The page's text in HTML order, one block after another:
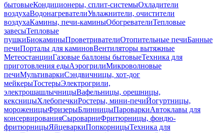
бытовыеКондиционеры, сплит-системыОхладители
воздухаВодонагревателиУвлажнители, очистители
воздухаКамины, печи-каминыОбогревателиТепловые
завесыТепловые
пушкиБиокаминыПроветривателиОтопительные печиБанные
печиПорталы для каминовВентиляторы вытяжные
МетеостанцииГазовые баллоны бытовыеТехника для
приготовления едыАэрогрилиМикроволновые
печиМультиваркиСэндвичницы, хот-дог
мейкерыТостерыЭлектрогрили,
электрошашлычницыВафельницы, орешницы,
кексницыХлебопечкиРостеры, мини-печиЙогуртницы,
мороженицыФризерыБлинницыПароваркиАвтоклавы для
консервированияСыроварниФритюрницы, фондю-
фритюрницыЯйцеваркиПопкорницыТехника для